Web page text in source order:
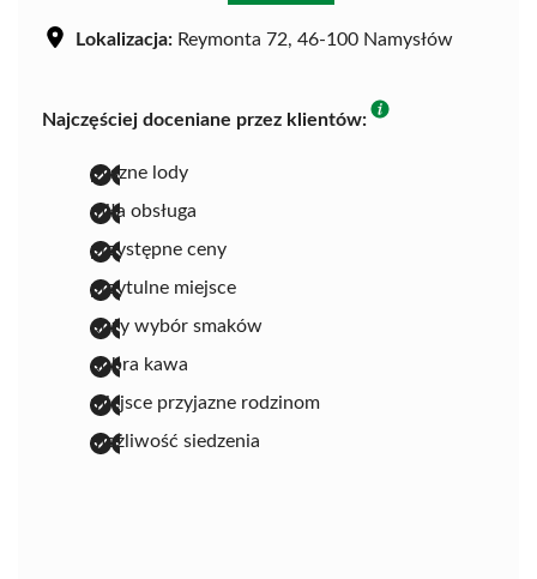
Lokalizacja: Reymonta 72, 46-100 Namysłów
Najczęściej doceniane przez klientów:
pyszne lody
miła obsługa
przystępne ceny
przytulne miejsce
duży wybór smaków
dobra kawa
miejsce przyjazne rodzinom
możliwość siedzenia